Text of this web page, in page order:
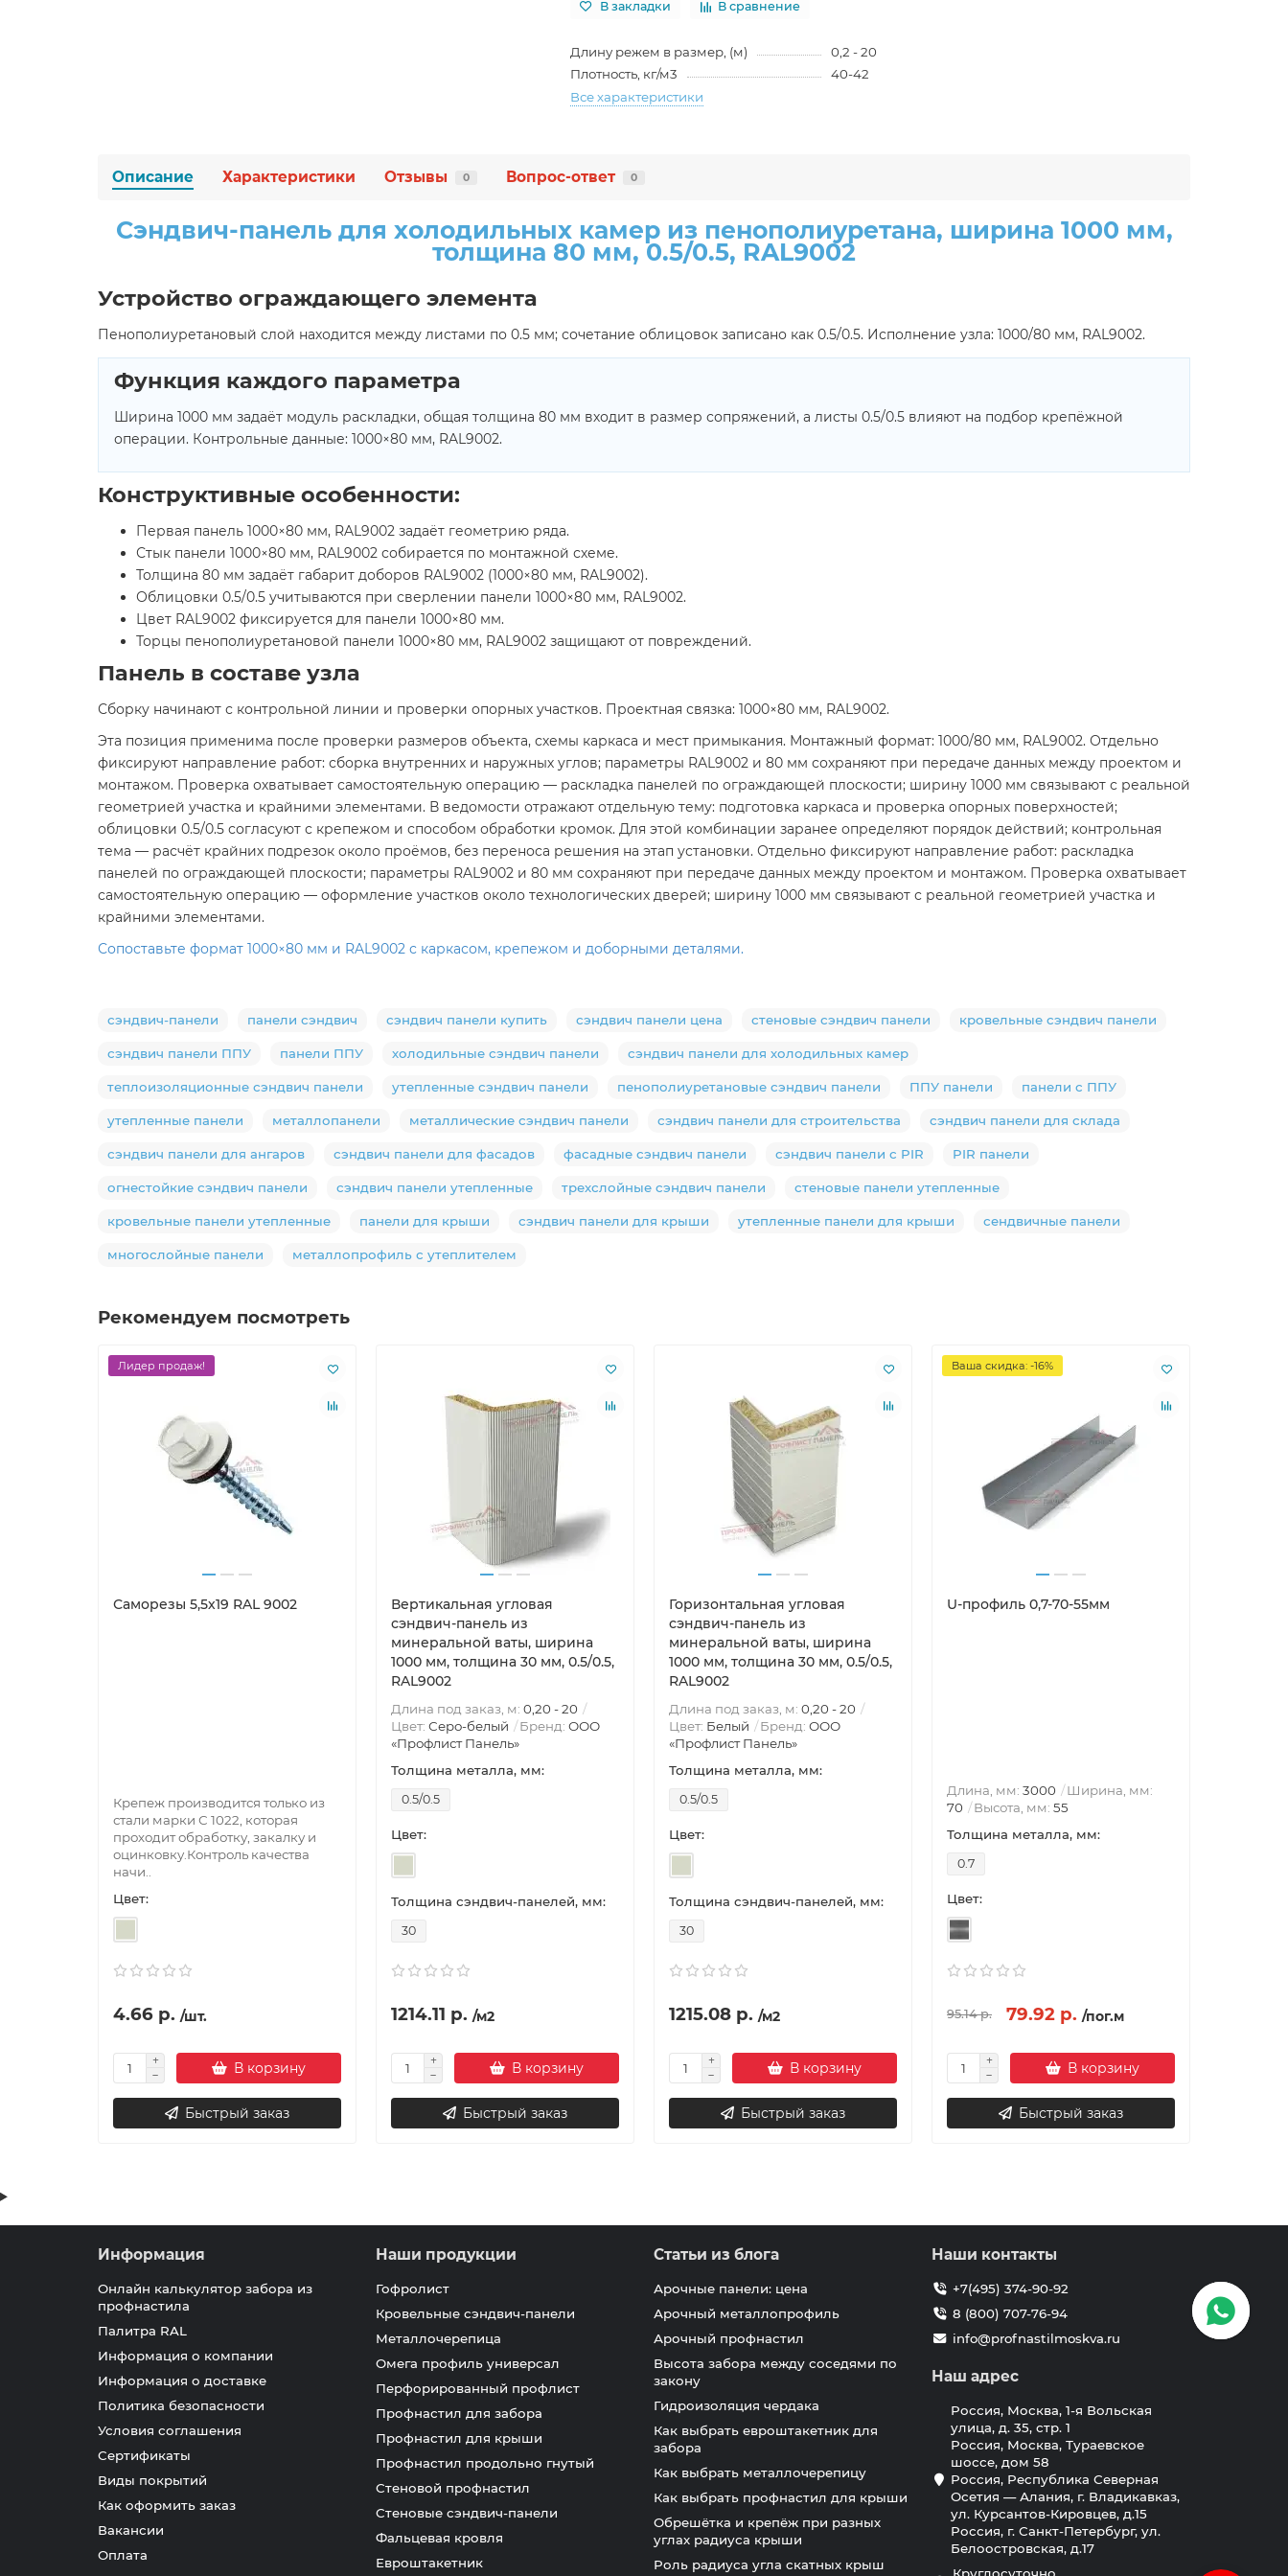
В закладки В сравнение
Длину режем в размер, (м)
0,2 - 20
Плотность, кг/м3
40-42
Все характеристики
Описание Характеристики Отзывы 0 Вопрос-ответ 0
Сэндвич-панель для холодильных камер из пенополиуретана, ширина 1000 мм,
толщина 80 мм, 0.5/0.5, RAL9002
Устройство ограждающего элемента
Пенополиуретановый слой находится между листами по 0.5 мм; сочетание облицовок записано как 0.5/0.5. Исполнение узла: 1000/80 мм, RAL9002.
Функция каждого параметра
Ширина 1000 мм задаёт модуль раскладки, общая толщина 80 мм входит в размер сопряжений, а листы 0.5/0.5 влияют на подбор крепёжной
операции. Контрольные данные: 1000×80 мм, RAL9002.
Конструктивные особенности:
Первая панель 1000×80 мм, RAL9002 задаёт геометрию ряда.
Стык панели 1000×80 мм, RAL9002 собирается по монтажной схеме.
Толщина 80 мм задаёт габарит доборов RAL9002 (1000×80 мм, RAL9002).
Облицовки 0.5/0.5 учитываются при сверлении панели 1000×80 мм, RAL9002.
Цвет RAL9002 фиксируется для панели 1000×80 мм.
Торцы пенополиуретановой панели 1000×80 мм, RAL9002 защищают от повреждений.
Панель в составе узла
Сборку начинают с контрольной линии и проверки опорных участков. Проектная связка: 1000×80 мм, RAL9002.
Эта позиция применима после проверки размеров объекта, схемы каркаса и мест примыкания. Монтажный формат: 1000/80 мм, RAL9002. Отдельно
фиксируют направление работ: сборка внутренних и наружных углов; параметры RAL9002 и 80 мм сохраняют при передаче данных между проектом и
монтажом. Проверка охватывает самостоятельную операцию — раскладка панелей по ограждающей плоскости; ширину 1000 мм связывают с реальной
геометрией участка и крайними элементами. В ведомости отражают отдельную тему: подготовка каркаса и проверка опорных поверхностей;
облицовки 0.5/0.5 согласуют с крепежом и способом обработки кромок. Для этой комбинации заранее определяют порядок действий; контрольная
тема — расчёт крайних подрезок около проёмов, без переноса решения на этап установки. Отдельно фиксируют направление работ: раскладка
панелей по ограждающей плоскости; параметры RAL9002 и 80 мм сохраняют при передаче данных между проектом и монтажом. Проверка охватывает
самостоятельную операцию — оформление участков около технологических дверей; ширину 1000 мм связывают с реальной геометрией участка и
крайними элементами.
Сопоставьте формат 1000×80 мм и RAL9002 с каркасом, крепежом и доборными деталями.
сэндвич-панели панели сэндвич сэндвич панели купить сэндвич панели цена стеновые сэндвич панели кровельные сэндвич панели
сэндвич панели ППУ панели ППУ холодильные сэндвич панели сэндвич панели для холодильных камер
теплоизоляционные сэндвич панели утепленные сэндвич панели пенополиуретановые сэндвич панели ППУ панели панели с ППУ
утепленные панели металлопанели металлические сэндвич панели сэндвич панели для строительства сэндвич панели для склада
сэндвич панели для ангаров сэндвич панели для фасадов фасадные сэндвич панели сэндвич панели с PIR PIR панели
огнестойкие сэндвич панели сэндвич панели утепленные трехслойные сэндвич панели стеновые панели утепленные
кровельные панели утепленные панели для крыши сэндвич панели для крыши утепленные панели для крыши сендвичные панели
многослойные панели металлопрофиль с утеплителем
Рекомендуем посмотреть
Лидер продаж!
Саморезы 5,5х19 RAL 9002
Крепеж производится только из
стали марки С 1022, которая
проходит обработку, закалку и
оцинковку.Контроль качества
начи..
Цвет:
4.66 р. /шт.
В корзину
Быстрый заказ
Вертикальная угловая
сэндвич-панель из
минеральной ваты, ширина
1000 мм, толщина 30 мм, 0.5/0.5,
RAL9002
Длина под заказ, м: 0,20 - 20
Цвет: Серо-белый Бренд: ООО
«Профлист Панель»
Толщина металла, мм:
0.5/0.5
Цвет:
Толщина сэндвич-панелей, мм:
30
1214.11 р. /м2
В корзину
Быстрый заказ
Горизонтальная угловая
сэндвич-панель из
минеральной ваты, ширина
1000 мм, толщина 30 мм, 0.5/0.5,
RAL9002
Длина под заказ, м: 0,20 - 20
Цвет: Белый Бренд: ООО
«Профлист Панель»
Толщина металла, мм:
0.5/0.5
Цвет:
Толщина сэндвич-панелей, мм:
30
1215.08 р. /м2
В корзину
Быстрый заказ
Ваша скидка: -16%
U-профиль 0,7-70-55мм
Длина, мм: 3000
Ширина, мм:
70
Высота, мм: 55
Толщина металла, мм:
0.7
Цвет:
95.14 р. 79.92 р. /пог.м
В корзину
Быстрый заказ
Информация
Онлайн калькулятор забора из
профнастила
Палитра RAL
Информация о компании
Информация о доставке
Политика безопасности
Условия соглашения
Сертификаты
Виды покрытий
Как оформить заказ
Вакансии
Оплата
Наши продукции
Гофролист
Кровельные сэндвич-панели
Металлочерепица
Омега профиль универсал
Перфорированный профлист
Профнастил для забора
Профнастил для крыши
Профнастил продольно гнутый
Стеновой профнастил
Стеновые сэндвич-панели
Фальцевая кровля
Евроштакетник
Статьи из блога
Арочные панели: цена
Арочный металлопрофиль
Арочный профнастил
Высота забора между соседями по
закону
Гидроизоляция чердака
Как выбрать евроштакетник для
забора
Как выбрать металлочерепицу
Как выбрать профнастил для крыши
Обрешётка и крепёж при разных
углах радиуса крыши
Роль радиуса угла скатных крыш
Наши контакты
+7(495) 374-90-92
8 (800) 707-76-94
info@profnastilmoskva.ru
Наш адрес
Россия, Москва, 1-я Вольская
улица, д. 35, стр. 1
Россия, Москва, Тураевское
шоссе, дом 58
Россия, Республика Северная
Осетия — Алания, г. Владикавказ,
ул. Курсантов-Кировцев, д.15
Россия, г. Санкт-Петербург, ул.
Белоостровская, д.17